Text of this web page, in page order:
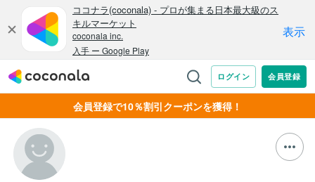
会員登録で10％割引クーポンを獲得！